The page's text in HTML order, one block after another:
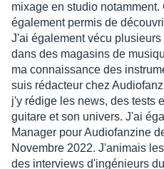
mixage en studio notamment.
également permis de
J'ai également vécu
dans des magasins de
ma connaissance des
suis rédacteur chez
j'y rédige les news, des tests
guitare et son univers. J'ai
Manager pour Audiofanzine
Novembre 2022. J'animais
des interviews d'ingénieurs